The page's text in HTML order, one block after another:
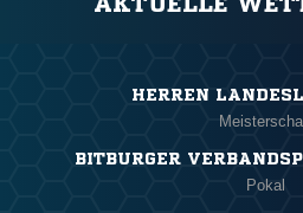
HERREN
BITBURGER
Pokal